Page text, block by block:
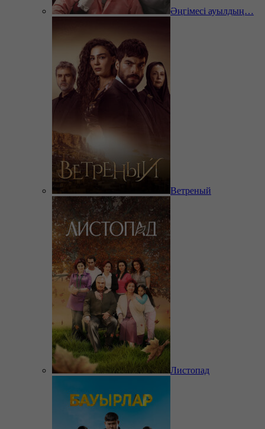
Әңгімесі ауылдың…
Ветреный
Листопад